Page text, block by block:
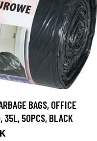
BAGS, OFFICE
35L, 50PCS, BLACK